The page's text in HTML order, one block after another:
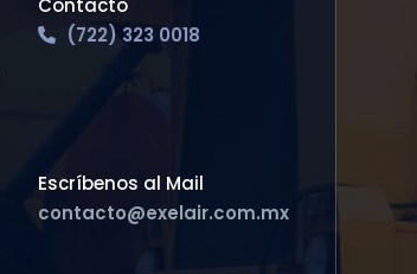
Contacto
(722) 323 0018
Escríbenos al Mail
contacto@exelair.com.mx